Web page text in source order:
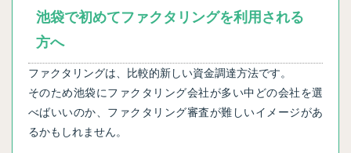
池袋で初めてファクタリングを利用される
方へ
ファクタリングは、比較的新しい資金調達方法です。
そのため池袋にファクタリング会社が多い中どの会社を選
べばいいのか、ファクタリング審査が難しいイメージがあ
るかもしれません。